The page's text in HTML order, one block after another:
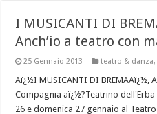
I MUSICANTI DI
Anch’io a teatro con
25 Gennaio 2013 teatro & danza
Aï¿½I MUSICANTI DI BREMAAï¿½,
Compagnia aï¿½?Teatrino
26 e domenica 27 gennaio al